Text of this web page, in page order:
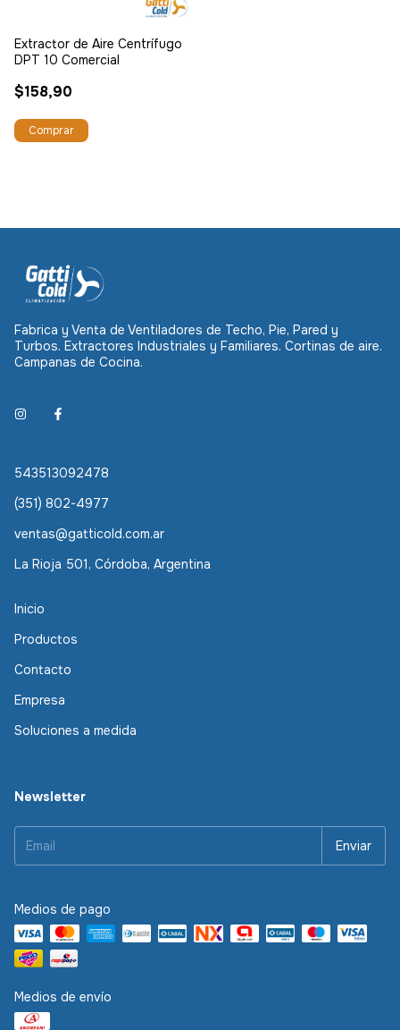
Extractor de Aire Centrífugo
DPT 10 Comercial
$158,90
Fabrica y Venta de Ventiladores de Techo, Pie, Pared y
Turbos. Extractores Industriales y Familiares. Cortinas de aire.
Campanas de Cocina.
543513092478
(351) 802-4977
ventas@gatticold.com.ar
La Rioja 501, Córdoba, Argentina
Inicio
Productos
Contacto
Empresa
Soluciones a medida
Newsletter
Medios de pago
Medios de envío